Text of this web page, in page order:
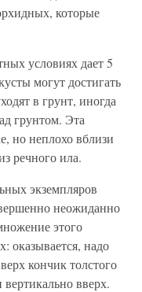
которые
условиях дает 5
могут достигать
в грунт, иногда
грунтом. Эта
но неплохо вблизи
речного ила.
экземпляров
неожиданно
этого
оказывается, надо
кончик толстого
вверх.